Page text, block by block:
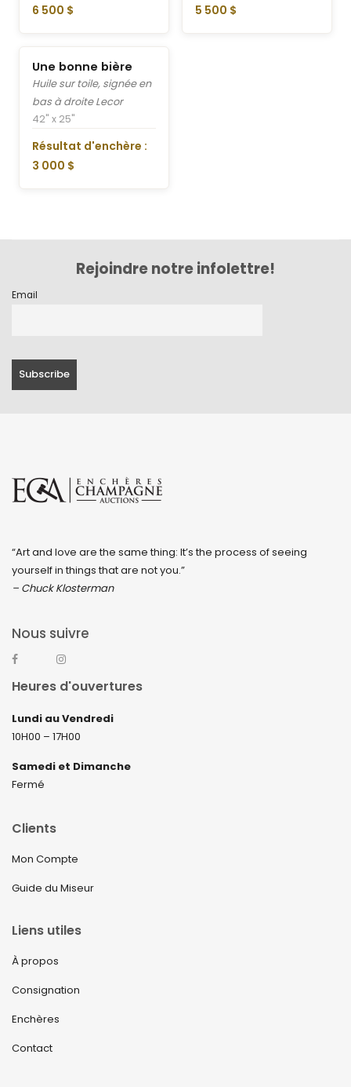
6 500 $
5 500 $
Une bonne bière
Huile sur toile, signée en
bas à droite Lecor
42" x 25"
Résultat d'enchère :
3 000 $
Rejoindre notre infolettre!
Email
“Art and love are the same thing: It’s the process of seeing
yourself in things that are not you.”
– Chuck Klosterman
Nous suivre
Heures d'ouvertures
Lundi au Vendredi
10H00 – 17H00
Samedi et Dimanche
Fermé
Clients
Mon Compte
Guide du Miseur
Liens utiles
À propos
Consignation
Enchères
Contact